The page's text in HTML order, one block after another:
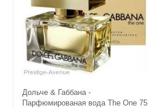
Дольче & Габбана -
Парфюмированая вода The One 75